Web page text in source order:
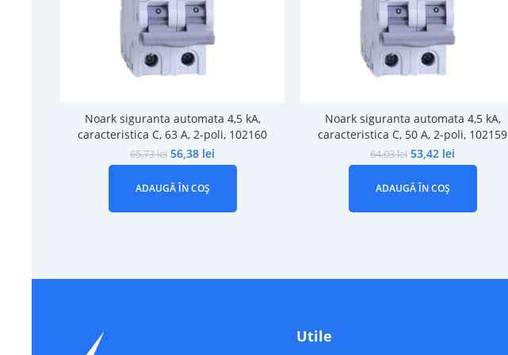
Noark siguranta automata 4,5 kA,
caracteristica C, 63 A, 2-poli, 102160
65,73lei 56,38 lei
ADAUGĂ ÎN COȘ
Noark siguranta automata 4,5 kA,
caracteristica C, 50 A, 2-poli, 102159
64,03lei 53,42 lei
ADAUGĂ ÎN COȘ
Utile